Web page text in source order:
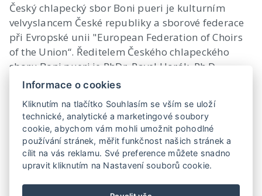
Český chlapecký sbor Boni pueri je kulturním
velvyslancem České republiky a sborové federace
při Evropské unii "European Federation of Choirs
of the Union“. Ředitelem Českého chlapeckého
sboru Boni pueri je PhDr. Pavel Horák, Ph.D.
zpěváků. Repertoár různých žánrů, klasická hudba,
výběr ze světových muzikálů se zajímavou
choreografií a kostýmy, výběr z filmové hudby,
velká oratorní díla i kratší vystoupení pro firmy.
Informace o cookies
Kliknutím na tlačítko Souhlasím se vším se uloží
technické, analytické a marketingové soubory
cookie, abychom vám mohli umožnit pohodlné
používání stránek, měřit funkčnost našich stránek a
cílit na vás reklamu. Své preference můžete snadno
upravit kliknutím na Nastavení souborů cookie.